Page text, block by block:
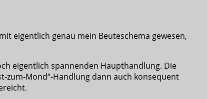
eigentlich genau mein Beuteschema gewesen,
eigentlich spannenden Haupthandlung. Die
Mond“-Handlung dann auch konsequent